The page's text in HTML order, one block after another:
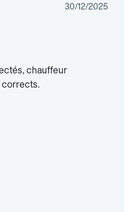
30/12/2025
chauffeur
corrects.